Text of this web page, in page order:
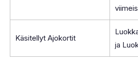
Käsitellyt Ajokortit
ja